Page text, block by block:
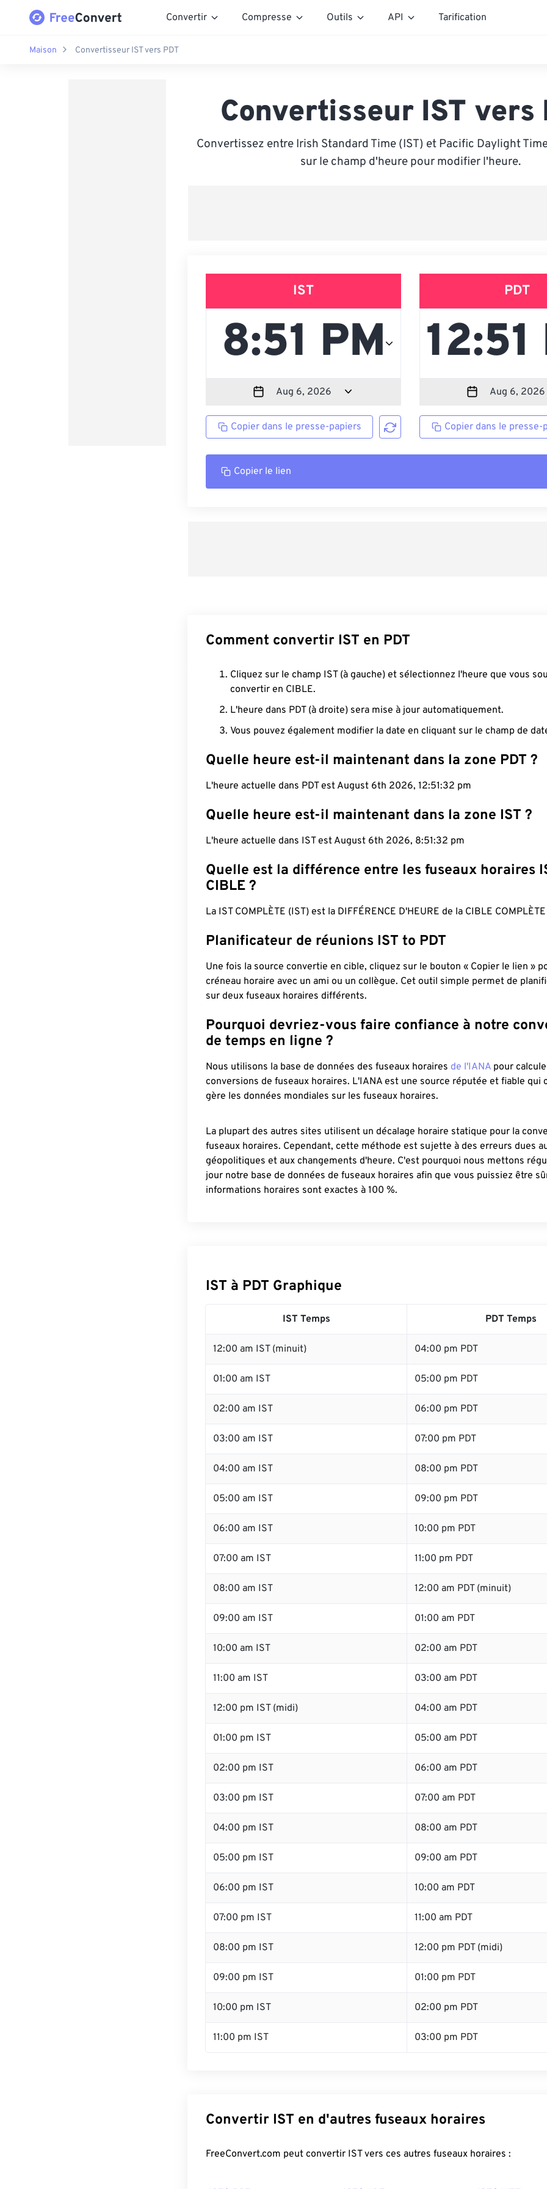
Convertir Compresse Outils API Tarification
Maison Convertisseur IST vers PDT
Convertisseur IST vers
Convertissez entre Irish Standard Time (IST) et Pacific Daylight
sur le champ d'heure pour modifier l'heure.
IST
Copier dans le presse-papiers
PDT
Copier dans le presse-
Copier le lien
Comment convertir IST en PDT
Cliquez sur le champ IST (à gauche) et sélectionnez l'heure que vous
convertir en CIBLE.
L'heure dans PDT (à droite) sera mise à jour automatiquement.
Vous pouvez également modifier la date en cliquant sur le champ de
Quelle heure est-il maintenant dans la zone PDT ?
L'heure actuelle dans PDT est August 6th 2026, 12:51:32 pm
Quelle heure est-il maintenant dans la zone IST ?
L'heure actuelle dans IST est August 6th 2026, 8:51:32 pm
Quelle est la différence entre les fuseaux horaires
CIBLE ?
La IST COMPLÈTE (IST) est la DIFFÉRENCE D'HEURE de la CIBLE COMPLÈTE
Planificateur de réunions IST to PDT
Une fois la source convertie en cible, cliquez sur le bouton « Copier le lien »
créneau horaire avec un ami ou un collègue. Cet outil simple permet de
sur deux fuseaux horaires différents.
Pourquoi devriez-vous faire confiance à notre
de temps en ligne ?
Nous utilisons la base de données des fuseaux horaires de l'IANA pour
conversions de fuseaux horaires. L'IANA est une source réputée et fiable qui
gère les données mondiales sur les fuseaux horaires.
La plupart des autres sites utilisent un décalage horaire statique pour la
fuseaux horaires. Cependant, cette méthode est sujette à des erreurs dues
géopolitiques et aux changements d'heure. C'est pourquoi nous mettons
jour notre base de données de fuseaux horaires afin que vous puissiez être
informations horaires sont exactes à 100 %.
IST à PDT Graphique
IST Temps PDT Temps
12:00 am IST (minuit) 04:00 pm PDT
01:00 am IST 05:00 pm PDT
02:00 am IST 06:00 pm PDT
03:00 am IST 07:00 pm PDT
04:00 am IST 08:00 pm PDT
05:00 am IST 09:00 pm PDT
06:00 am IST 10:00 pm PDT
07:00 am IST 11:00 pm PDT
08:00 am IST 12:00 am PDT (minuit)
09:00 am IST 01:00 am PDT
10:00 am IST 02:00 am PDT
11:00 am IST 03:00 am PDT
12:00 pm IST (midi) 04:00 am PDT
01:00 pm IST 05:00 am PDT
02:00 pm IST 06:00 am PDT
03:00 pm IST 07:00 am PDT
04:00 pm IST 08:00 am PDT
05:00 pm IST 09:00 am PDT
06:00 pm IST 10:00 am PDT
07:00 pm IST 11:00 am PDT
08:00 pm IST 12:00 pm PDT (midi)
09:00 pm IST 01:00 pm PDT
10:00 pm IST 02:00 pm PDT
11:00 pm IST 03:00 pm PDT
Convertir IST en d'autres fuseaux horaires
FreeConvert.com peut convertir IST vers ces autres fuseaux horaires :